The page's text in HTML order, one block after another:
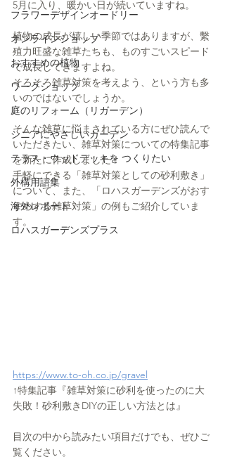
フラワーデザインオードリー
オンラインショップ
おすすめの植物
ワークショップ
庭のリフォーム（リガーデン）
シニアにやさしいガーデン
テラス・ウッドデッキを つくりたい
外構用語集
海外レポート
ロハスガーデンズプラス
5月に入り、暖かい日が続いていますね。
植物の成長が嬉しい季節ではありますが、繫
殖力旺盛な雑草たちも、ものすごいスピード
で成長してきますよね。
そろそろ雑草対策を考えよう、という方も多
いのではないでしょうか。
そんな雑草に悩まされている方にぜひ読んで
いただきたい、雑草対策についての特集記事
を新たに作成しました！
手軽にできる「雑草対策としての砂利敷き」
について、また、「ロハスガーデンズがおす
すめする雑草対策」の例もご紹介していま
す。
https://www.to-oh.co.jp/gravel
↑特集記事『雑草対策に砂利を使ったのに大
失敗！砂利敷きDIYの正しい方法とは』
目次の中から読みたい項目だけでも、ぜひご
覧ください。